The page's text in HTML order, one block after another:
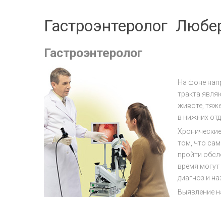
Гастроэнтеролог
Гастроэнтеролог
На фоне
тракта
животе,
в нижних
том, что
пройти
время могут
диагноз и
Выявление